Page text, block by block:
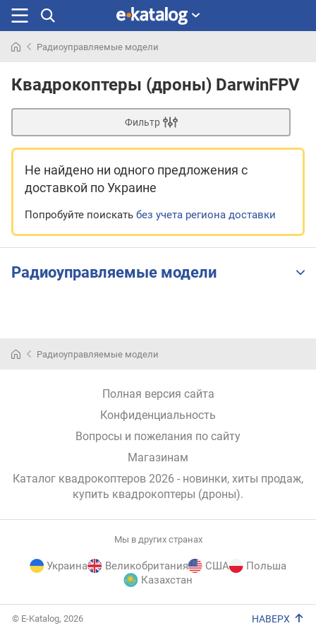
раньше
Радиоуправляемые модели
Квадрокоптеры (дроны) DarwinFPV
Фильтр
Не найдено ни одного предложения с
доставкой по Украине
Попробуйте поискать без учета региона доставки
Радиоуправляемые модели
Радиоуправляемые модели
Полная версия сайта
Конфиденциальность
Вопросы и пожелания по сайту
Магазинам
Каталог квадрокоптеров 2026 - новинки, хиты продаж,
купить квадрокоптеры (дроны).
Мы в других странах
Украина Великобритания США
Польша
Казахстан
© E-Katalog, 2026 НАВЕРХ